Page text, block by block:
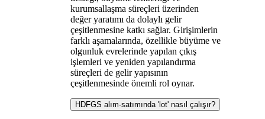
kurumsallaşma süreçleri üzerinden
değer yaratımı da dolaylı gelir
çeşitlenmesine katkı sağlar. Girişimlerin
farklı aşamalarında, özellikle büyüme ve
olgunluk evrelerinde yapılan çıkış
işlemleri ve yeniden yapılandırma
süreçleri de gelir yapısının
çeşitlenmesinde önemli rol oynar.
HDFGS alım-satımında 'lot' nasıl çalışır?